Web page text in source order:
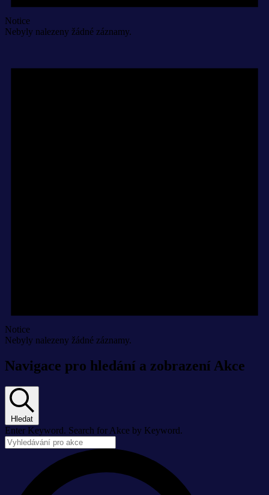
Notice
Nebyly nalezeny žádné záznamy.
Notice
Nebyly nalezeny žádné záznamy.
Navigace pro hledání a zobrazení Akce
Hledat
Enter Keyword. Search for Akce by Keyword.